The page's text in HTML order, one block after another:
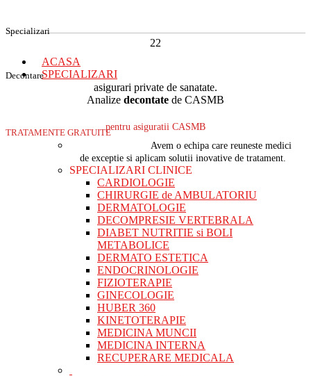
Specializari
22
Decontare
asigurari private de sanatate.
Analize decontate de CASMB
TRATAMENTE GRATUITE
pentru asiguratii CASMB
ACASA
SPECIALIZARI
Avem o echipa care reuneste medici
de exceptie si aplicam solutii inovative de tratament.
SPECIALIZARI CLINICE
CARDIOLOGIE
CHIRURGIE de AMBULATORIU
DERMATOLOGIE
DECOMPRESIE VERTEBRALA
DIABET NUTRITIE si BOLI
METABOLICE
DERMATO ESTETICA
ENDOCRINOLOGIE
FIZIOTERAPIE
GINECOLOGIE
HUBER 360
KINETOTERAPIE
MEDICINA MUNCII
MEDICINA INTERNA
RECUPERARE MEDICALA